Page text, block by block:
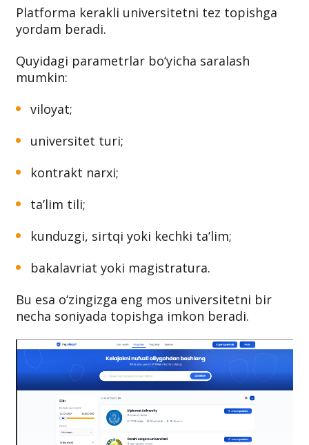
Platforma kerakli universitetni tez topishga
yordam beradi.
Quyidagi parametrlar bo‘yicha saralash
mumkin:
viloyat;
universitet turi;
kontrakt narxi;
ta’lim tili;
kunduzgi, sirtqi yoki kechki ta’lim;
bakalavriat yoki magistratura.
Bu esa o‘zingizga eng mos universitetni bir
necha soniyada topishga imkon beradi.